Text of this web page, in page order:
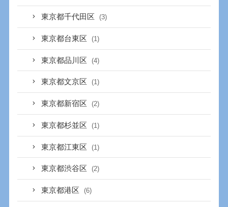
東京都千代田区 (3)
東京都台東区 (1)
東京都品川区 (4)
東京都文京区 (1)
東京都新宿区 (2)
東京都杉並区 (1)
東京都江東区 (1)
東京都渋谷区 (2)
東京都港区 (6)